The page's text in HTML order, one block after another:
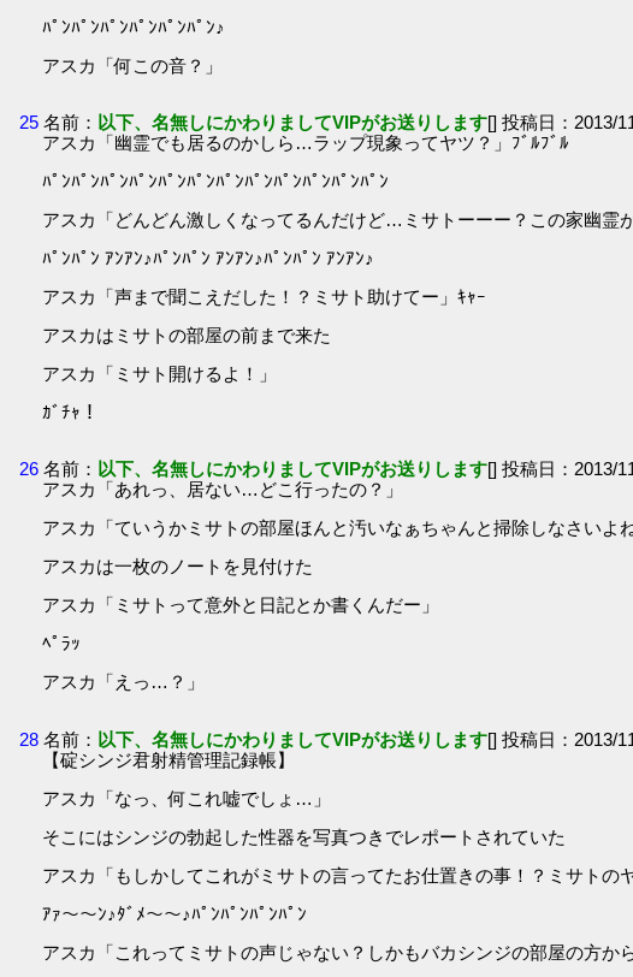
ﾊﾟﾝﾊﾟﾝﾊﾟﾝﾊﾟﾝﾊﾟﾝﾊﾟﾝ♪
アスカ「何この音？」
25 名前： 以下、名無しにかわりましてVIPがお送りします[] 投稿日：2013/
アスカ「幽霊でも居るのかしら…ラップ現象ってヤツ？」ﾌﾞﾙﾌﾞﾙ
ﾊﾟﾝﾊﾟﾝﾊﾟﾝﾊﾟﾝﾊﾟﾝﾊﾟﾝﾊﾟﾝﾊﾟﾝﾊﾟﾝﾊﾟﾝﾊﾟﾝﾊﾟﾝ
アスカ「どんどん激しくなってるんだけど…ミサトーーー？この家幽霊
ﾊﾟﾝﾊﾟﾝ ｱﾝｱﾝ♪ﾊﾟﾝﾊﾟﾝ ｱﾝｱﾝ♪ﾊﾟﾝﾊﾟﾝ ｱﾝｱﾝ♪
アスカ「声まで聞こえだした！？ミサト助けてー」ｷｬｰ
アスカはミサトの部屋の前まで来た
アスカ「ミサト開けるよ！」
ｶﾞﾁｬ！
26 名前： 以下、名無しにかわりましてVIPがお送りします[] 投稿日：2013/
アスカ「あれっ、居ない…どこ行ったの？」
アスカ「ていうかミサトの部屋ほんと汚いなぁちゃんと掃除しなさいよ
アスカは一枚のノートを見付けた
アスカ「ミサトって意外と日記とか書くんだー」
ﾍﾟﾗｯ
アスカ「えっ…？」
28 名前： 以下、名無しにかわりましてVIPがお送りします[] 投稿日：2013/
【碇シンジ君射精管理記録帳】
アスカ「なっ、何これ嘘でしょ…」
そこにはシンジの勃起した性器を写真つきでレポートされていた
アスカ「もしかしてこれがミサトの言ってたお仕置きの事！？ミサトの
ｱｧ～～ﾝ♪ﾀﾞﾒ～～♪ﾊﾟﾝﾊﾟﾝﾊﾟﾝﾊﾟﾝ
アスカ「これってミサトの声じゃない？しかもバカシンジの部屋の方